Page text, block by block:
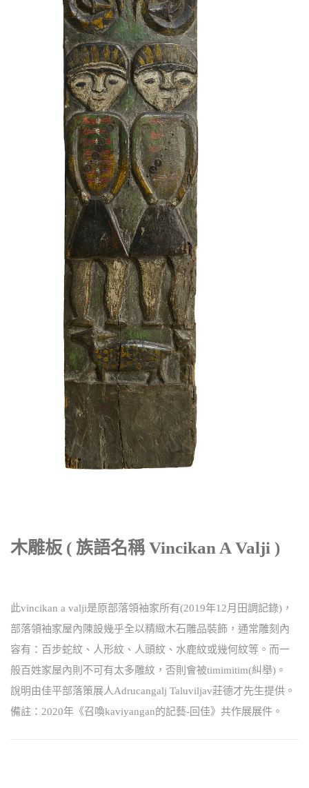
木雕板 ( 族語名稱 Vincikan A Valji )
此vincikan a valji是原部落領袖家所有(2019年12月田調記錄)，
部落領袖家屋內陳設幾乎全以精緻木石雕品裝飾，通常雕刻內
容有：百步蛇紋、人形紋、人頭紋、水鹿紋或幾何紋等。而一
般百姓家屋內則不可有太多雕紋，否則會被timimitim(糾舉)。
說明由佳平部落策展人Adrucangalj Taluviljav莊德才先生提供。
備註：2020年《召喚kaviyangan的記藝-回佳》共作展展件。